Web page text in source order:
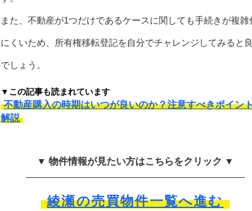
また、不動産が1つだけであるケースに関しても手続きが複雑
にくいため、所有権移転登記を自分でチャレンジしてみると
でしょう。
▼この記事も読まれています
不動産購入の時期はいつが良いのか？注意すべきポイン
解説
▼ 物件情報が見たい方はこちらをクリック ▼
綾瀬の売買物件一覧へ進む